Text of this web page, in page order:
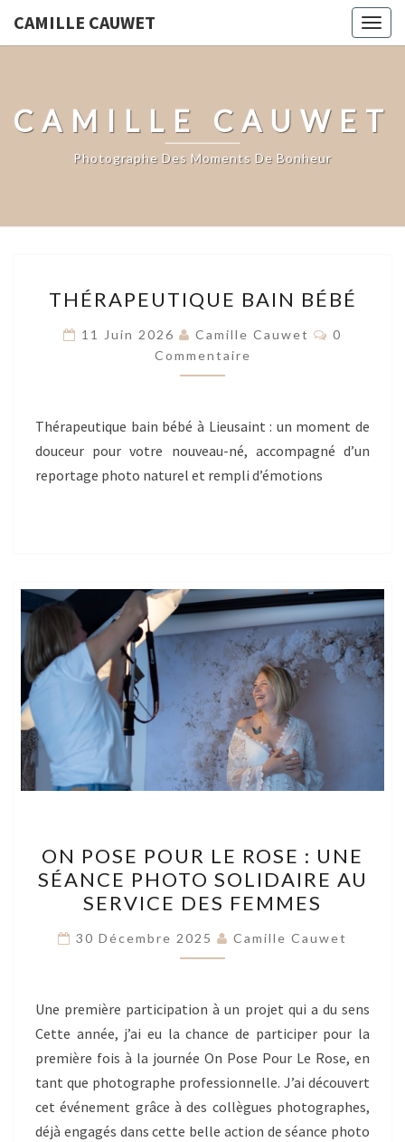
CAMILLE CAUWET
CAMILLE CAUWET
Photographe Des Moments De Bonheur
BAIN
BÉBÉ
THÉRAPEUTIQUE BAIN BÉBÉ
11 Juin 2026 Camille Cauwet
0
Commentaire
Thérapeutique bain bébé à Lieusaint : un moment de
douceur pour votre nouveau-né, accompagné d’un
reportage photo naturel et rempli d’émotions
POSE
POUR
LE
ROSE
:
SÉANCE
PHOTO
SOLIDAIRE
AU
SERVICE
DES
ON POSE POUR LE ROSE : UNE
SÉANCE PHOTO SOLIDAIRE AU
SERVICE DES FEMMES
30 Décembre 2025 Camille Cauwet
Une première participation à un projet qui a du sens
Cette année, j’ai eu la chance de participer pour la
première fois à la journée On Pose Pour Le Rose, en
tant que photographe professionnelle. J’ai découvert
cet événement grâce à des collègues photographes,
déjà engagés dans cette belle action de séance photo